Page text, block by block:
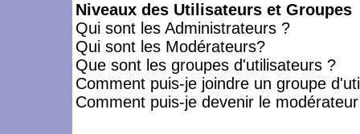
Niveaux des Utilisateurs et Groupes
Qui sont les Administrateurs ?
Qui sont les Modérateurs?
Que sont les groupes d'utilisateurs ?
Comment puis-je joindre un groupe
Comment puis-je devenir le